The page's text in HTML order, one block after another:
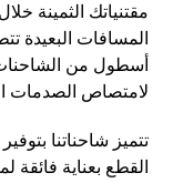
مقتنياتك الثمينة
المسافات البعيدة
أسطول من
لامتصاص الصدمات
تتميز شاحناتنا
القطع بعناية فائقة